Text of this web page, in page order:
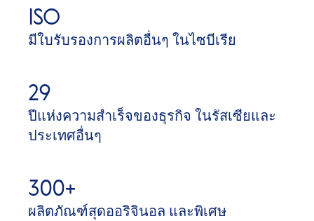
ISO
มีใบรับรองการผลิตอื่นๆ ในไซบีเรีย
29
ปีแห่งความสำเร็จของธุรกิจ ในรัสเซียและ
ประเทศอื่นๆ
300+
ผลิตภัณฑ์สุดออริจินอล และพิเศษ